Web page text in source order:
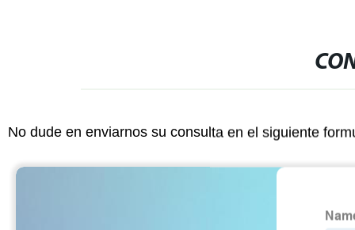
No dude en enviarnos su consulta en el siguiente